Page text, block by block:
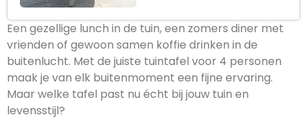
Een gezellige lunch in de tuin, een zomers diner met
vrienden of gewoon samen koffie drinken in de
buitenlucht. Met de juiste tuintafel voor 4 personen
maak je van elk buitenmoment een fijne ervaring.
Maar welke tafel past nu écht bij jouw tuin en
levensstijl?